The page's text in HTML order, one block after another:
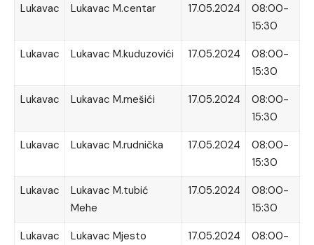
Lukavac
Lukavac M.centar 17.05.2024
08:00-
15:30
Lukavac
Lukavac M.kuduzovići 17.05.2024
08:00-
15:30
Lukavac
Lukavac M.mešići 17.05.2024
08:00-
15:30
Lukavac
Lukavac M.rudnička 17.05.2024
08:00-
15:30
Lukavac
Lukavac M.tubić
Mehe
17.05.2024
08:00-
15:30
Lukavac
Lukavac Mjesto 17.05.2024
08:00-